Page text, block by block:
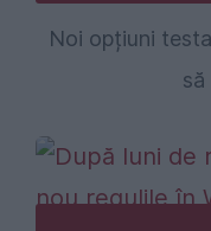
Noi opțiuni